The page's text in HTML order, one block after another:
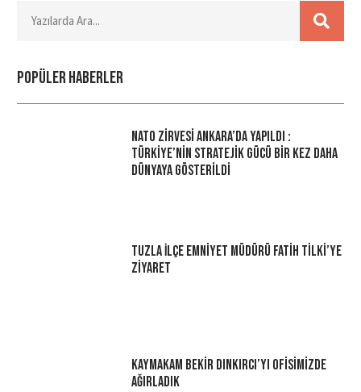
Popüler haberler
NATO Zirvesi Ankara’da Yapıldı :
Türkiye’nin Stratejik Gücü Bir Kez Daha
Dünyaya Gösterildi
Tuzla İlçe Emniyet Müdürü Fatih Tilki’ye
Ziyaret
Kaymakam Bekir Dınkırcı’yı Ofisimizde
Ağırladık